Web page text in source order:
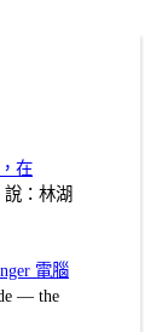
在
說：林湖
電腦
— the